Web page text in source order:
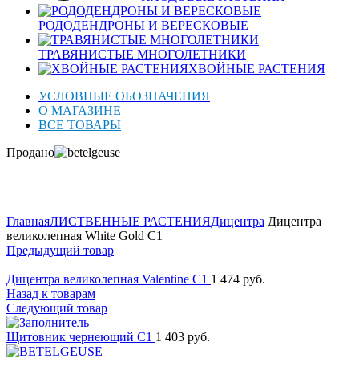
РОДОДЕНДРОНЫ И ВЕРЕСКОВЫЕ
ТРАВЯНИСТЫЕ МНОГОЛЕТНИКИ
ХВОЙНЫЕ РАСТЕНИЯ
УСЛОВНЫЕ ОБОЗНАЧЕНИЯ
О МАГАЗИНЕ
ВСЕ ТОВАРЫ
Продано
ГлавнаяЛИСТВЕННЫЕ РАСТЕНИЯДицентра Дицентра
великолепная White Gold C1
Предыдущий товар
Дицентра великолепная Valentine C1 1 474 руб.
Назад к товарам
Следующий товар
Щитовник чернеющий C1 1 403 руб.